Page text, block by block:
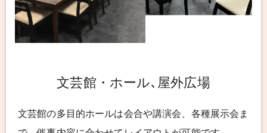
文芸館・ホール､屋外広場
文芸館の多目的ホールは会合や講演会、各種展示会ま